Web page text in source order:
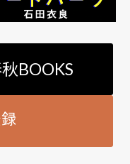
BOOKS